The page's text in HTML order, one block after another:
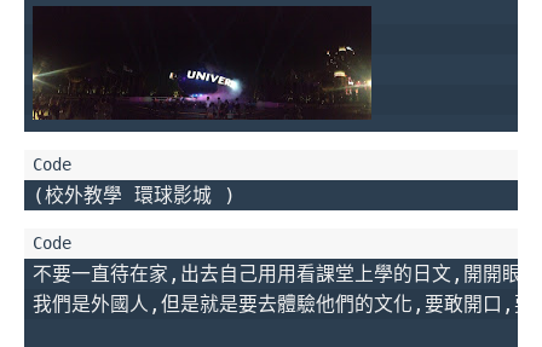
(校外教學 環球影城 )
不要一直待在家,出去自己用用看課堂上學的日文,開開眼
我們是外國人,但是就是要去體驗他們的文化,要敢開口,